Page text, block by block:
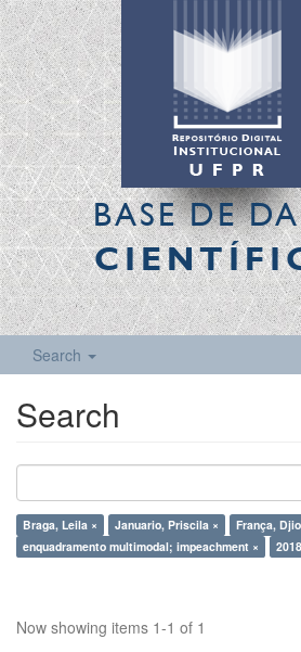
BASE DE
Search
Search
Braga, Leila × Januario, Priscila × França,
enquadramento multimodal; impeachment ×
Now showing items 1-1 of 1